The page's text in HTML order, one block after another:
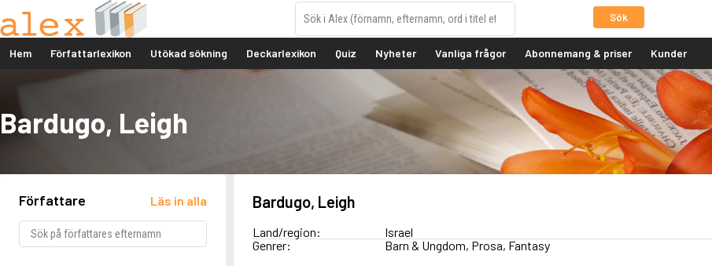
Sök
Hem Författarlexikon Utökad sökning Deckarlexikon Quiz Nyheter Vanliga frågor Abonnemang & priser Kunder
Bardugo, Leigh
Författare Läs in alla Bardugo, Leigh
Land/region:
Israel
Genrer:
Barn & Ungdom, Prosa, Fantasy